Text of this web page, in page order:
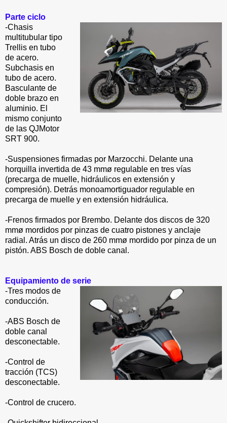
Parte ciclo
-Chasis
multitubular tipo
Trellis en tubo
de acero.
Subchasis en
tubo de acero.
Basculante de
doble brazo en
aluminio. El
mismo conjunto
de las QJMotor
SRT 900.
-Suspensiones firmadas por Marzocchi. Delante una
horquilla invertida de 43 mmø regulable en tres vías
(precarga de muelle, hidráulicos en extensión y
compresión). Detrás monoamortiguador regulable en
precarga de muelle y en extensión hidráulica.
-Frenos firmados por Brembo. Delante dos discos de 320
mmø mordidos por pinzas de cuatro pistones y anclaje
radial. Atrás un disco de 260 mmø mordido por pinza de un
pistón. ABS Bosch de doble canal.
Equipamiento de serie
-Tres modos de
conducción.
-ABS Bosch de
doble canal
desconectable.
-Control de
tracción (TCS)
desconectable.
-Control de crucero.